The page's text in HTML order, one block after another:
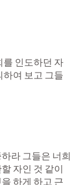
를 인도하던 자
여 보고 그들
라 그들은 너희
자인 것 같이
하게 하고 근